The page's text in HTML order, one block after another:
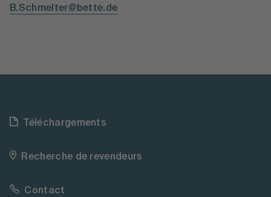
B.Schmelter@bette.de
Téléchargements
Recherche de revendeurs
Contact